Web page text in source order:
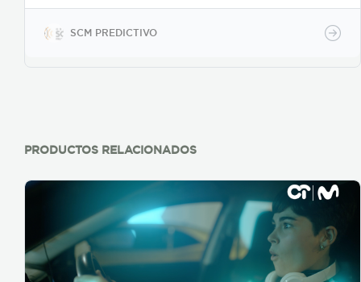
equipos. Acompañado de venta de equipos
portatiles y en línea, asi como cursos de
capacitación especializados
SCM PREDICTIVO
PRODUCTOS RELACIONADOS